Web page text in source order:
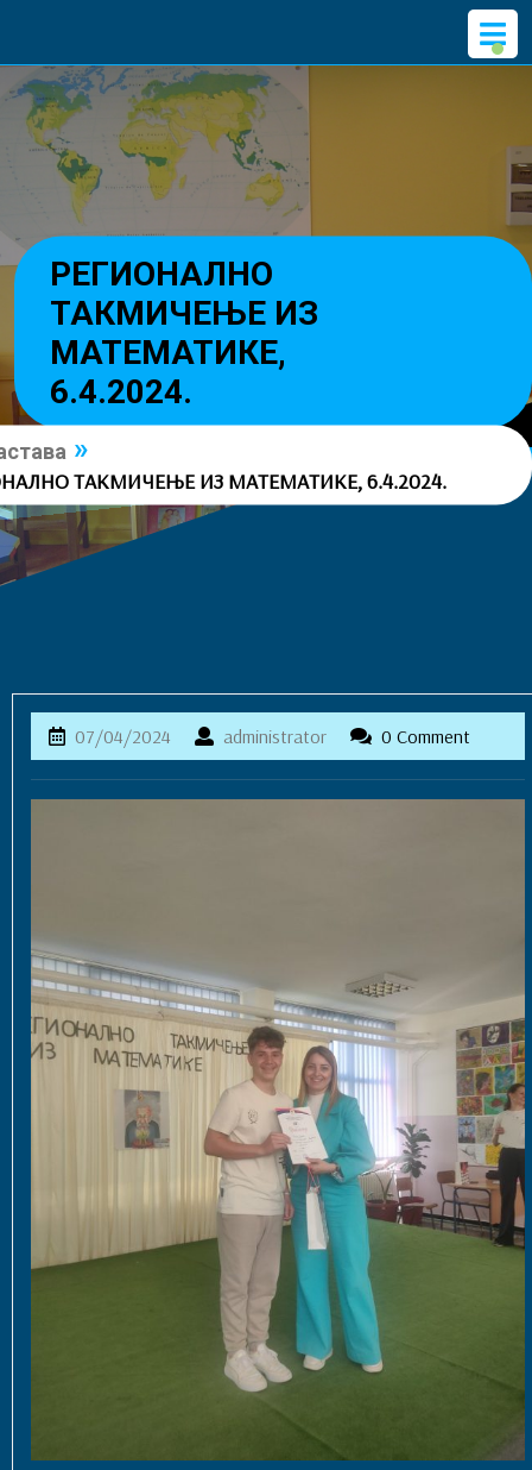
content
РЕГИОНАЛНО
ТАКМИЧЕЊЕ ИЗ
МАТЕМАТИКЕ,
6.4.2024.
»
ТАКМИЧЕЊЕ ИЗ МАТЕМАТИКЕ, 6.4.2024.
07/04/2024 07/04/2024administratoradministrator
0 Comment